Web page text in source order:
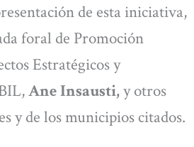
de esta iniciativa,
foral de Promoción
Estratégicos y
Ane Insausti,y otros
y de los municipios citados.